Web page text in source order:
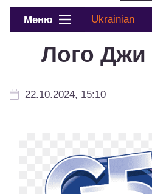
Меню Ukrainian
Лого
22.10.2024, 15:10